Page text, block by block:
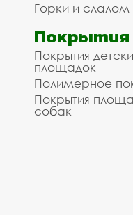
Горки и слалом
Покрытия
Покрытия
площадок
Полимерное
Покрытия
собак